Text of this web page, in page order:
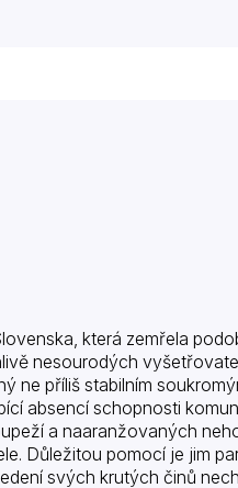
která zemřela
nesourodých
ne příliš stabilním
absencí schopnosti
a naaranžovaných
Důležitou pomocí je jim
svých krutých činů